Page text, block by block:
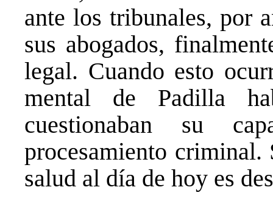
ante los tribunales, por
sus abogados,
legal. Cuando esto
mental de Padilla
cuestionaban su
procesamiento
salud al día de hoy es